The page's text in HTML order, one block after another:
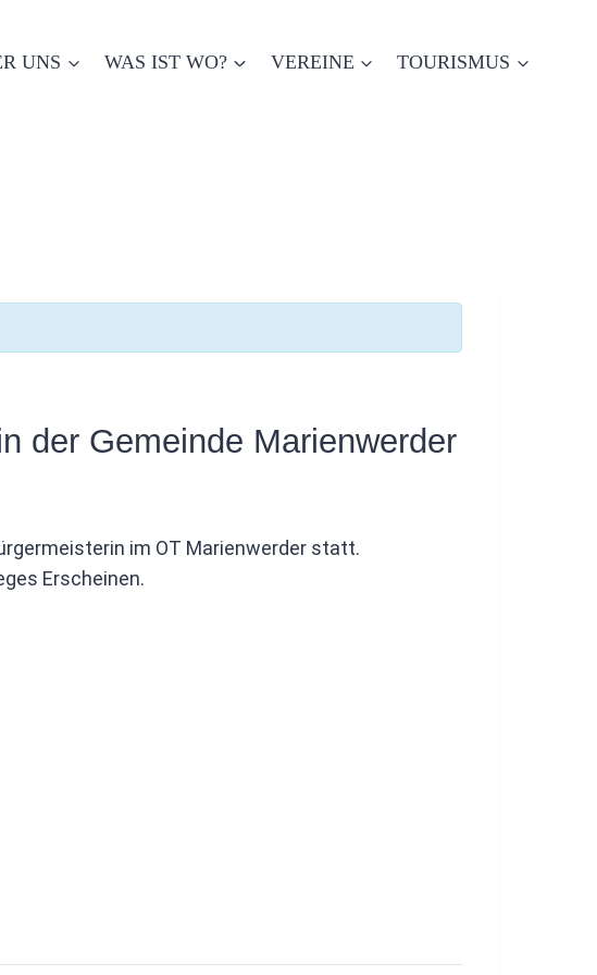
UNS WAS IST WO? VEREINE TOURISMUS
der Gemeinde Marienwerder
im OT Marienwerder statt.
Erscheinen.